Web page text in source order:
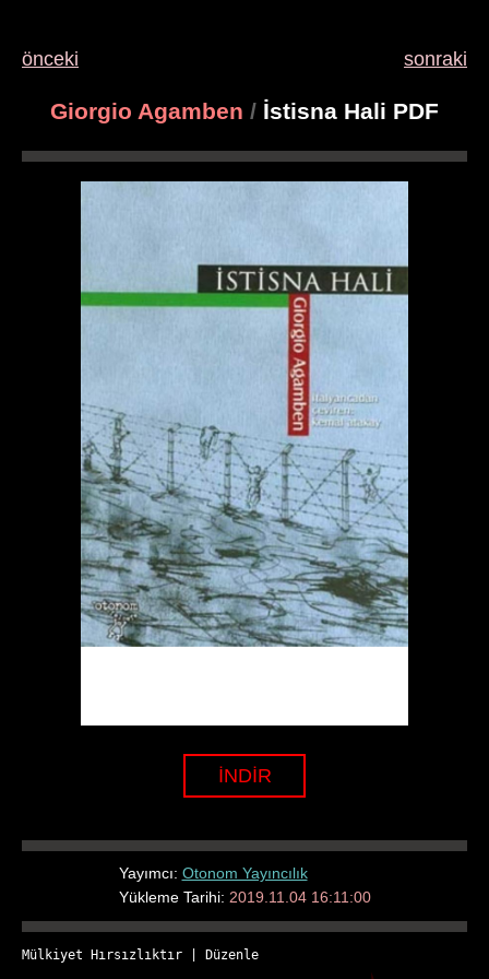
önceki sonraki
Giorgio Agamben / İstisna Hali PDF
İNDİR
Yayımcı: Otonom Yayıncılık
Yükleme Tarihi: 2019.11.04 16:11:00
Mülkiyet Hırsızlıktır Düzenle